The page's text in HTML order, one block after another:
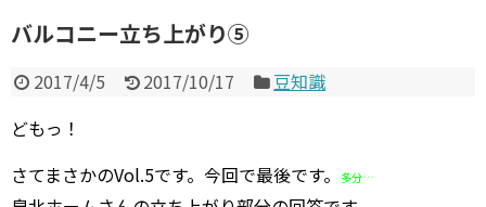
バルコニー立ち上がり⑤
2017/4/5 2017/10/17
豆知識
どもっ！
さてまさかのVol.5です。今回で最後です。
多分…